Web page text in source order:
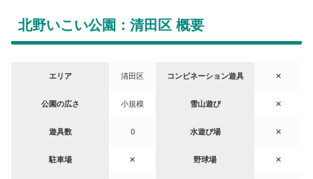
北野いこい公園：清田区 概要
エリア 清田区 コンビネーション遊具 ✕
公園の広さ 小規模 雪山遊び ✕
遊具数 0 水遊び場 ✕
駐車場 ✕ 野球場 ✕